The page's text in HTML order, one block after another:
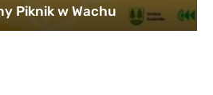
Piknik w Wachu